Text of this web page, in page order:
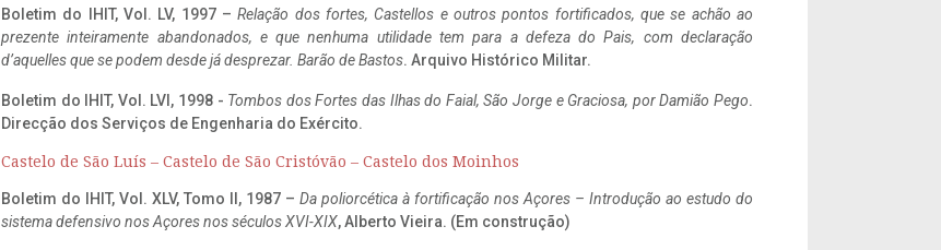
Boletim do IHIT, Vol. LV, 1997 –Relação dos fortes, Castellos e outros pontos fortificados, que se achão ao
prezente inteiramente abandonados, e que nenhuma utilidade tem para a defeza do Pais, com declaração
d’aquelles que se podem desde já desprezar. Barão de Bastos. Arquivo Histórico Militar.
Boletim do IHIT, Vol. LVI, 1998 - Tombos dos Fortes das Ilhas do Faial, São Jorge e Graciosa, por Damião Pego.
Direcção dos Serviços de Engenharia do Exército.
Castelo de São Luís – Castelo de São Cristóvão – Castelo dos Moinhos
Boletim do IHIT, Vol. XLV, Tomo II, 1987 – Da poliorcética à fortificação nos Açores – Introdução ao estudo do
sistema defensivo nos Açores nos séculos XVI-XIX, Alberto Vieira. (Em construção)